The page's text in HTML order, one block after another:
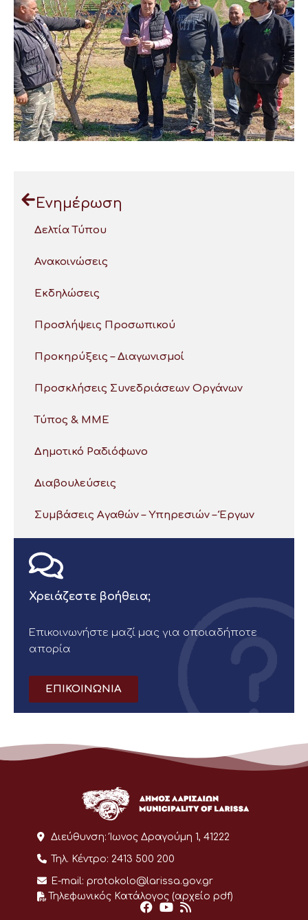
Ενημέρωση
Δελτία Τύπου
Ανακοινώσεις
Εκδηλώσεις
Προσλήψεις Προσωπικού
Προκηρύξεις – Διαγωνισμοί
Προσκλήσεις Συνεδριάσεων Οργάνων
Τύπος & ΜΜΕ
Δημοτικό Ραδιόφωνο
Διαβουλεύσεις
Συμβάσεις Αγαθών – Υπηρεσιών – Έργων
Χρειάζεστε βοήθεια;
Επικοινωνήστε μαζί μας για οποιαδήποτε
απορία
ΕΠΙΚΟΙΝΩΝΙΑ
Διεύθυνση: Ίωνος Δραγούμη 1, 41222
Τηλ. Κέντρο: 2413 500 200
E-mail: protokolo@larissa.gov.gr
Τηλεφωνικός Κατάλογος (αρχείο pdf)